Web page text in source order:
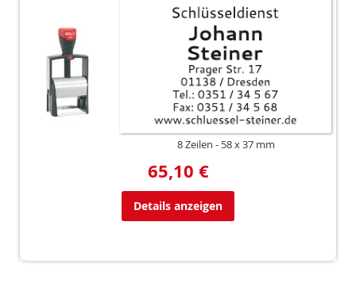
8 Zeilen 58 x 37 mm
65,10 €
Details anzeigen